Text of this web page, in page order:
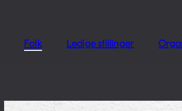
Folk Ledige stillinger